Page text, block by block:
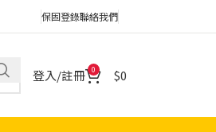
保固登錄聯絡我們
登入/註冊 0 0